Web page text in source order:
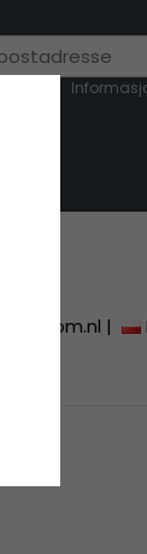
Hatroom.nl |